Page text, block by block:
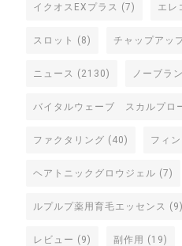
イクオスEXプラス (7) エレ
スロット (8) チャップアッ
ニュース (2130) ノーブラ
バイタルウェーブ スカルプロ
ファクタリング (40) フィ
ヘアトニックグロウジェル (7)
ルプルプ薬用育毛エッセンス (9)
レビュー (9) 副作用 (19)